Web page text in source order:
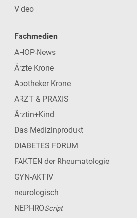
Video
Fachmedien
AHOP-News
Ärzte Krone
Apotheker Krone
ARZT & PRAXIS
Ärztin+Kind
Das Medizinprodukt
DIABETES FORUM
FAKTEN der Rheumatologie
GYN-AKTIV
neurologisch
NEPHROScript